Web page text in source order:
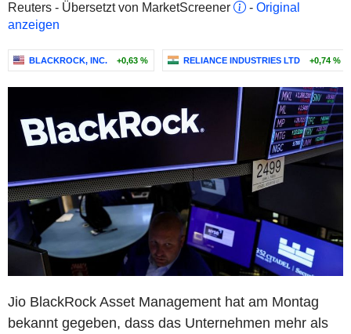
Reuters - Übersetzt von MarketScreener
- Original
anzeigen
BLACKROCK, INC. +0,63 % RELIANCE INDUSTRIES LTD +0,74 %
Jio BlackRock Asset Management hat am Montag
bekannt gegeben, dass das Unternehmen mehr als